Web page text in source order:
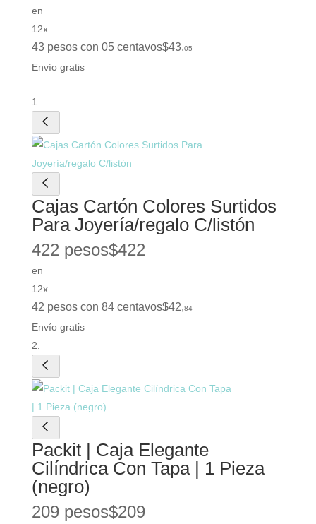
en
12x
43 pesos con 05 centavos$43,05
Envío gratis
Cajas Cartón Colores Surtidos
Para Joyería/regalo C/listón
422 pesos$422
en
12x
42 pesos con 84 centavos$42,84
Envío gratis
Packit | Caja Elegante
Cilíndrica Con Tapa | 1 Pieza
(negro)
209 pesos$209